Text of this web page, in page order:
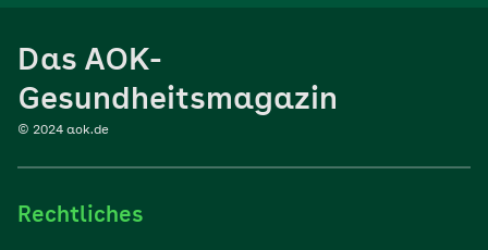
Sport
Reisen
Das AOK-
Gesundheitsmagazin
© 2024 aok.de
Rechtliches